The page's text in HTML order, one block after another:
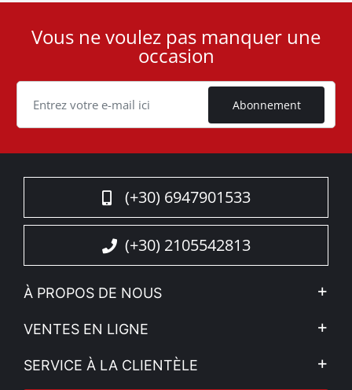
User
Cookie
Vous ne voulez pas manquer une
occasion
Abonnement
(+30) 6947901533
(+30) 2105542813
À PROPOS DE NOUS
L'entreprise
Voir nos actualités
VENTES EN LIGNE
Mon compte
SERVICE À LA CLIENTÈLE